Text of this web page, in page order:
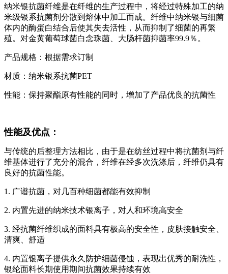
纳米银抗菌纤维是在纤维的生产过程中，将经过特殊加工的纳
米级银系抗菌剂分散到熔体中加工而成。纤维中纳米银与细菌
体内的酶蛋白结合后使其失去活性，从而抑制了细菌的再繁
殖。对金黄葡萄球菌白念珠菌、大肠杆菌抑菌率99.9％。
产品规格：根据需求订制
材质：纳米银系抗菌PET
性能：保持聚酯原有性能的同时，增加了产品优良的抗菌性
性能及优点：
与传统的后整理方法相比，由于是在纺丝过程中将抗菌剂与纤
维基体进行了充分的混合，纤维在经多次洗涤后，纤维仍具有
良好的抗菌性能。
1. 广谱抗菌，对几百种细菌都能有效抑制
2. 内置先进的纳米技术银离子，对人和环境高安全
3. 经抗菌纤维织成的面料具有极高的安全性，皮肤接触安全、
清爽、舒适
4. 内置银离子提供永久防护细菌侵蚀，表现出优秀的耐洗性，
银纶面料长期使用期间抗菌效果持续有效